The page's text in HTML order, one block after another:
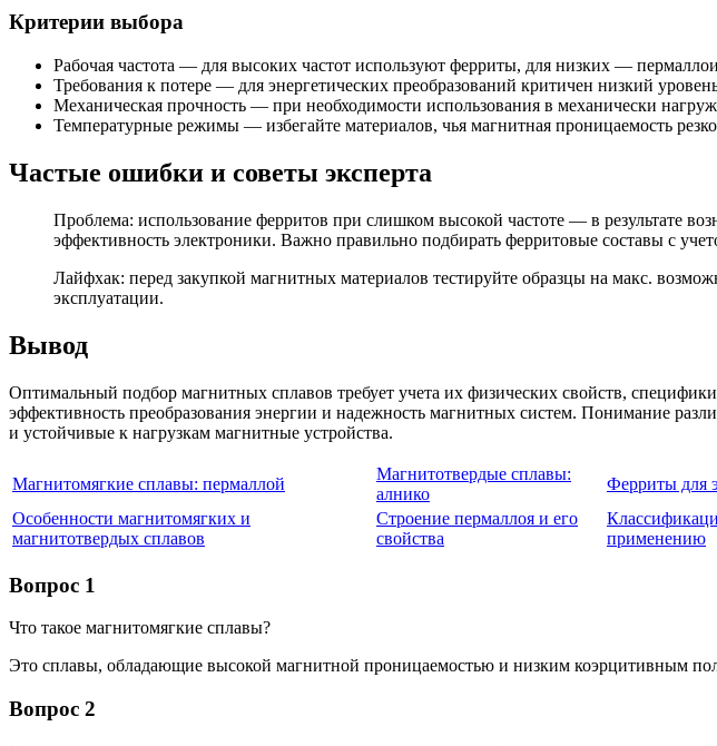
Критерии выбора
Рабочая частота — для высоких частот используют ферриты, для низких —
Требования к потере — для энергетических преобразований критичен низкий
Механическая прочность — при необходимости использования в механически
Температурные режимы — избегайте материалов, чья магнитная проницаемость
Частые ошибки и советы эксперта
Проблема: использование ферритов при слишком высокой частоте — в результате
эффективность электроники. Важно правильно подбирать ферритовые составы с
Лайфхак: перед закупкой магнитных материалов тестируйте образцы на макс.
эксплуатации.
Вывод
Оптимальный подбор магнитных сплавов требует учета их физических свойств,
эффективность преобразования энергии и надежность магнитных систем. Понимание
и устойчивые к нагрузкам магнитные устройства.
Магнитомягкие сплавы: пермаллой
Магнитотвердые сплавы:
алнико
Ферриты для
Особенности магнитомягких и
магнитотвердых сплавов
Строение пермаллоя и его
свойства
применению
Вопрос 1
Что такое магнитомягкие сплавы?
Это сплавы, обладающие высокой магнитной проницаемостью и низким коэрцитивным
Вопрос 2